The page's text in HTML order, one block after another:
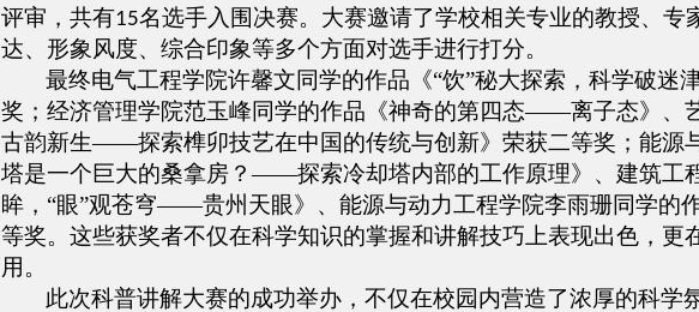
评审，共有15名选手入围决赛。大赛邀请了学校相关专业的教授、
达、形象风度、综合印象等多个方面对选手进行打分。
最终电气工程学院许馨文同学的作品《“饮”秘大探索，科学破
奖；经济管理学院范玉峰同学的作品《神奇的第四态——离子态》、
古韵新生——探索榫卯技艺在中国的传统与创新》荣获二等奖；能源
塔是一个巨大的桑拿房？——探索冷却塔内部的工作原理》、建筑工
眸，“眼”观苍穹——贵州天眼》、能源与动力工程学院李雨珊同学
等奖。这些获奖者不仅在科学知识的掌握和讲解技巧上表现出色，更
用。
此次科普讲解大赛的成功举办，不仅在校园内营造了浓厚的科学